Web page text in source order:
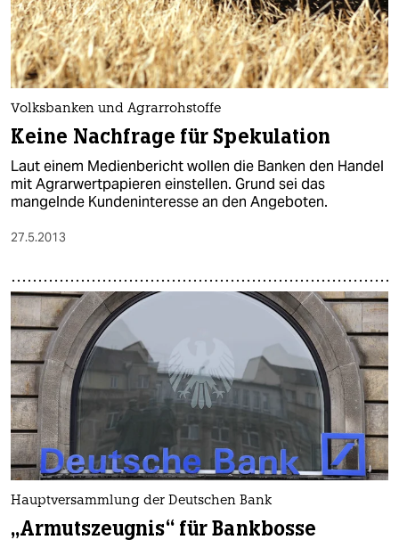
Volksbanken und Agrarrohstoffe
Keine Nachfrage für Spekulation
Laut einem Medienbericht wollen die Banken den Handel
mit Agrarwertpapieren einstellen. Grund sei das
mangelnde Kundeninteresse an den Angeboten.
27.5.2013
Hauptversammlung der Deutschen Bank
„Armutszeugnis“ für Bankbosse